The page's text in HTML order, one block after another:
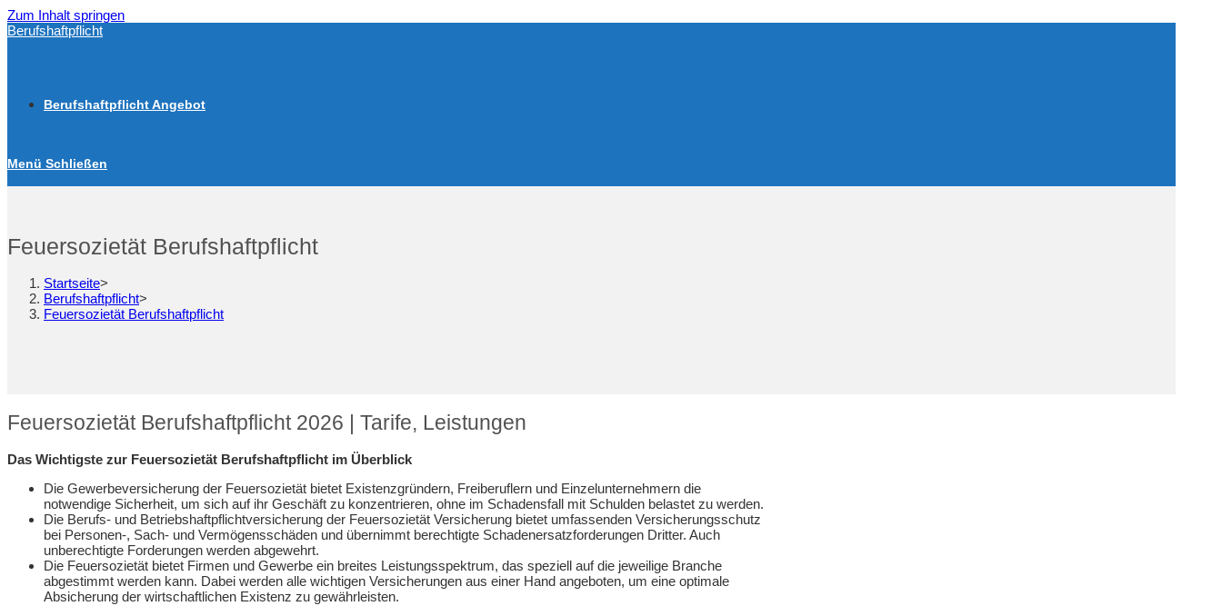
Zum Inhalt springen
Berufshaftpflicht
Berufshaftpflicht Angebot
Menü Schließen
Feuersozietät Berufshaftpflicht
Startseite>
Berufshaftpflicht>
Feuersozietät Berufshaftpflicht
Feuersozietät Berufshaftpflicht 2026 | Tarife, Leistungen
Das Wichtigste zur Feuersozietät Berufshaftpflicht im Überblick
Die Gewerbeversicherung der Feuersozietät bietet Existenzgründern, Freiberuflern und Einzelunternehmern die
notwendige Sicherheit, um sich auf ihr Geschäft zu konzentrieren, ohne im Schadensfall mit Schulden belastet zu werden.
Die Berufs- und Betriebshaftpflichtversicherung der Feuersozietät Versicherung bietet umfassenden Versicherungsschutz
bei Personen-, Sach- und Vermögensschäden und übernimmt berechtigte Schadenersatzforderungen Dritter. Auch
unberechtigte Forderungen werden abgewehrt.
Die Feuersozietät bietet Firmen und Gewerbe ein breites Leistungsspektrum, das speziell auf die jeweilige Branche
abgestimmt werden kann. Dabei werden alle wichtigen Versicherungen aus einer Hand angeboten, um eine optimale
Absicherung der wirtschaftlichen Existenz zu gewährleisten.